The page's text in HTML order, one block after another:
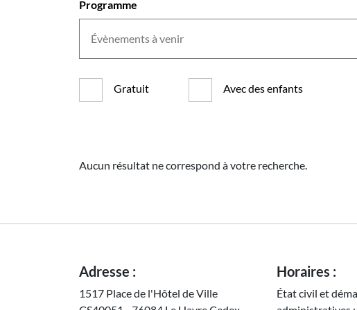
Programme
Gratuit Avec des enfants
Aucun résultat ne correspond à votre recherche.
Adresse :
1517 Place de l'Hôtel de Ville
Horaires :
État civil et